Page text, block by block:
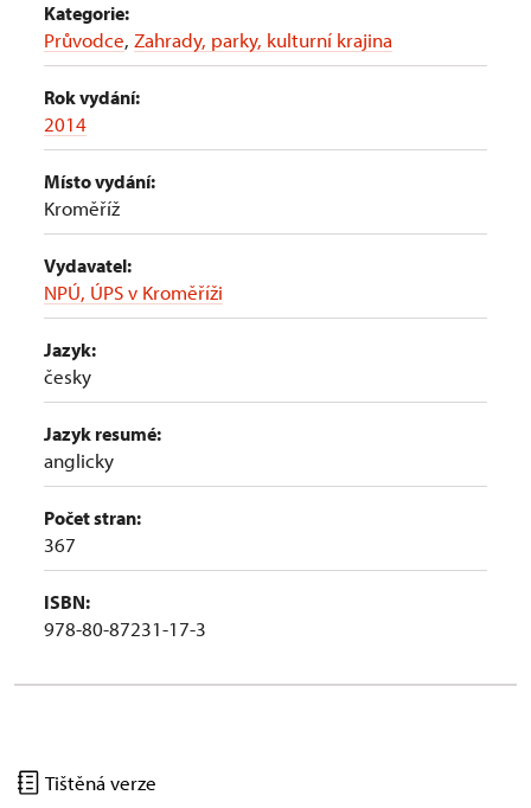
Kategorie:
Průvodce, Zahrady, parky, kulturní krajina
Rok vydání:
2014
Místo vydání:
Kroměříž
Vydavatel:
NPÚ, ÚPS v Kroměříži
Jazyk:
česky
Jazyk resumé:
anglicky
Počet stran:
367
ISBN:
978-80-87231-17-3
Tištěná verze